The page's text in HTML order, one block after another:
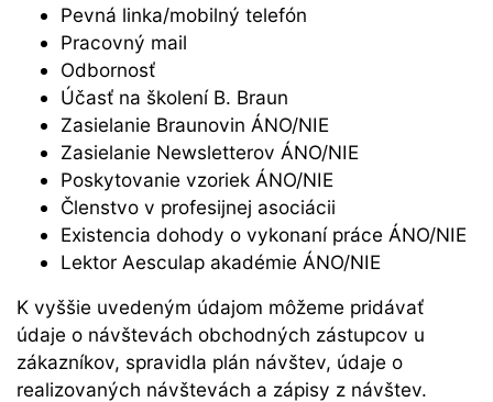
Pevná linka/mobilný telefón
Pracovný mail
Odbornosť
Účasť na školení B. Braun
Zasielanie Braunovin ÁNO/NIE
Zasielanie Newsletterov ÁNO/NIE
Poskytovanie vzoriek ÁNO/NIE
Členstvo v profesijnej asociácii
Existencia dohody o vykonaní práce ÁNO/NIE
Lektor Aesculap akadémie ÁNO/NIE
K vyššie uvedeným údajom môžeme pridávať
údaje o návštevách obchodných zástupcov u
zákazníkov, spravidla plán návštev, údaje o
realizovaných návštevách a zápisy z návštev.